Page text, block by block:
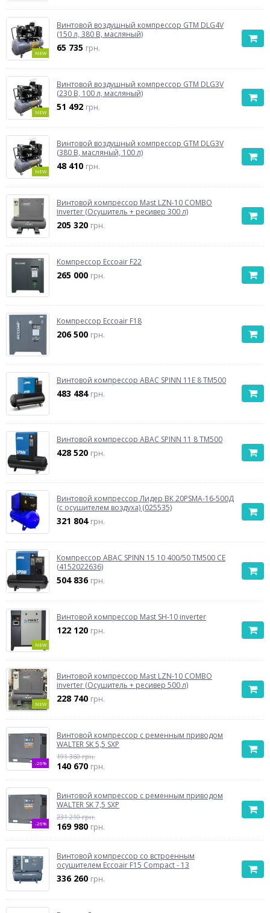
NEW
Винтовой воздушный компрессор GTM DLG4V
(150 л, 380 В, масляный)
65 735 грн.
NEW
Винтовой воздушный компрессор GTM DLG3V
(230 В, 100 л, масляный)
51 492 грн.
NEW
Винтовой воздушный компрессор GTM DLG3V
(380 В, масляный, 100 л)
48 410 грн.
Винтовой компрессор Mast LZN-10 COMBO
inverter (Осушитель + ресивер 300 л)
205 320 грн.
Компрессор Eccoair F22
265 000 грн.
Компрессор Eccoair F18
206 500 грн.
Винтовой компрессор ABAC SPINN 11E 8 TM500
483 484 грн.
Винтовой компрессор ABAC SPINN 11 8 TM500
428 520 грн.
Винтовой компрессор Лидер ВК 20PSMA-16-500Д
(с осушителем воздуха) (025535)
321 804 грн.
Компрессор ABAC SPINN 15 10 400/50 TM500 CE
(4152022636)
504 836 грн.
NEW
Винтовой компрессор Mast SH-10 inverter
122 120 грн.
NEW
Винтовой компрессор Mast LZN-10 COMBO
inverter (Осушитель + ресивер 500 л)
228 740 грн.
-26%
Винтовой компрессор с ременным приводом
WALTER SK 5,5 SXP
191 360 грн.
140 670 грн.
-26%
Винтовой компрессор с ременным приводом
WALTER SK 7,5 SXP
231 210 грн.
169 980 грн.
Винтовой компрессор со встроенным
осушителем Eccoair F15 Compact - 13
336 260 грн.